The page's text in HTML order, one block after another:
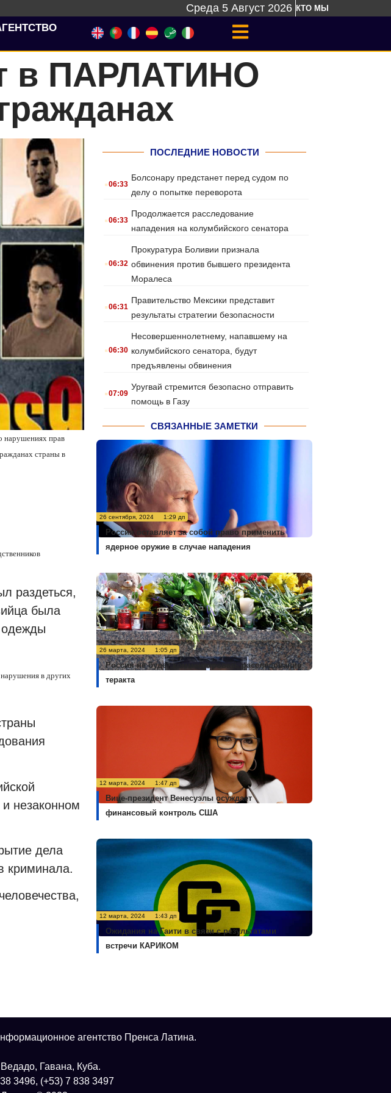
Среда 5 Август 2026 КТО МЫ
в ПАРЛАТИНО
нарушениях прав
страны в
раздеться,
была
одежды
в других
незаконном
дела
криминала.
ПОСЛЕДНИЕ НОВОСТИ
.06:33
Болсонару предстанет перед судом по
делу о попытке переворота
.06:33
Продолжается расследование
нападения на колумбийского сенатора
.06:32
Прокуратура Боливии признала
обвинения против бывшего президента
Моралеса
.06:31
Правительство Мексики представит
результаты стратегии безопасности
.06:30
Несовершеннолетнему, напавшему на
колумбийского сенатора, будут
предъявлены обвинения
.07:09
Уругвай стремится безопасно отправить
помощь в Газу
СВЯЗАННЫЕ ЗАМЕТКИ
26 сентября, 2024 1:29 дп
Россия оставляет за собой право применить
ядерное оружие в случае нападения
26 марта, 2024 1:05 дп
Россия не будет комментировать расследование
теракта
12 марта, 2024 1:47 дп
Вице-президент Венесуэлы осуждает
финансовый контроль США
12 марта, 2024 1:43 дп
Ожидания на Гаити в связи с результатами
встречи КАРИКОМ
агентство Пренса Латина.
Гавана, Куба.
3496, (+53) 7 838 3497